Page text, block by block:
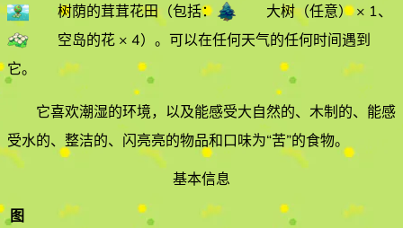
树荫的茸茸花田（包括： 大树（任意）× 1、
空岛的花 × 4） 。 可以在任何天气的任何时间遇到
它。
它喜欢潮湿的环境，以及能感受大自然的、木制的、能感
受水的、整洁的、闪亮亮的物品和口味为“苦”的食物。
基本信息
图